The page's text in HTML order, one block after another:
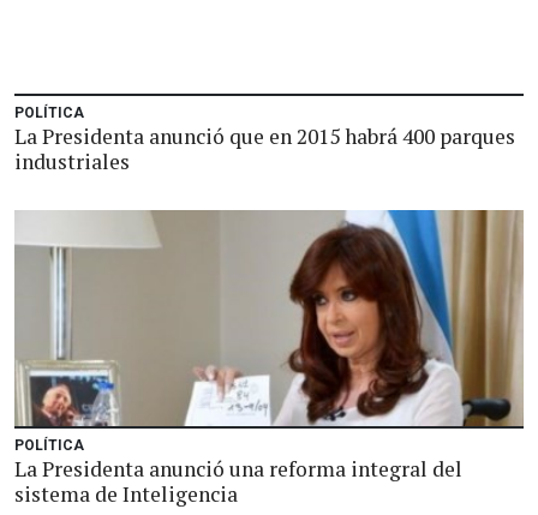
POLÍTICA
La Presidenta anunció que en 2015 habrá 400 parques
industriales
POLÍTICA
La Presidenta anunció una reforma integral del
sistema de Inteligencia